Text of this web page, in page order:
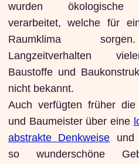
wurden ökologische
verarbeitet, welche für
Raumklima
Langzeitverhalten
Baustoffe und
nicht bekannt.
Auch verfügten früher die
und Baumeister über eine
abstrakte Denkweise und
so wunderschöne